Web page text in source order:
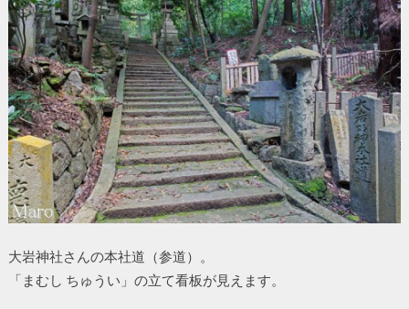
大岩神社さんの本社道（参道）。
「まむし ちゅうい」の立て看板が見えます。